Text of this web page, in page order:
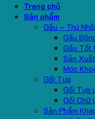
Trang chủ
Sản phẩm
Gấu – Thú
Gấu
Gấu Tốt
Sản
Móc
Gối Tựa
Gối Tựa
Gối Chữ
Sản Phẩm